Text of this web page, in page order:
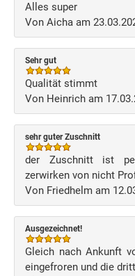
Alles super
Von Aicha am
Sehr gut
Qualität stimmt
Von Heinrich am
sehr guter Zuschnitt
der Zuschnitt ist
zerwirken von nicht
Von Friedhelm am
Ausgezeichnet!
Gleich nach Ankunft
eingefroren und die